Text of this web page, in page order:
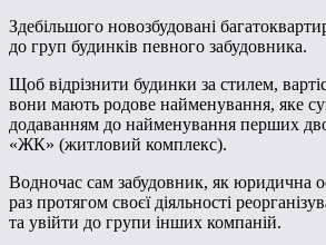
Здебільшого новозбудовані
до груп будинків певного забудовника.
Щоб відрізнити будинки за стилем,
вони мають родове найменування, яке
додаванням до найменування перших
«ЖК» (житловий комплекс).
Водночас сам забудовник, як юридична
раз протягом своєї діяльності
та увійти до групи інших компаній.